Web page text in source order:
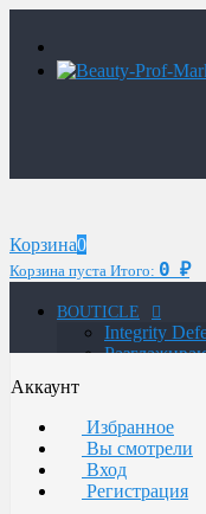
Корзина0
Корзина пуста Итого: 0 ₽
BOUTICLE
Integrity
ATELIER
мужчин
Glow Lab
Glow-Lab
Аккаунт
Избранное
Вы смотрели
Вход
Регистрация